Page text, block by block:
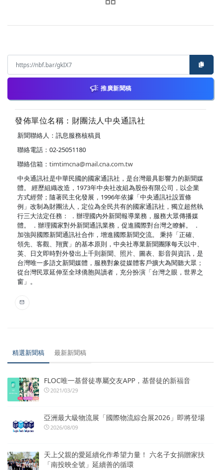
推廣新聞稿
發佈單位名稱：財團法人中央通訊社
新聞聯絡人：訊息服務核稿員
聯絡電話：02-25051180
聯絡信箱： timtimcna@mail.cna.com.tw
中央通訊社是中華民國的國家通訊社，是台灣最具影響力的新聞媒
體。 經歷組織改造，1973年中央社改組為股份有限公司，以企業
方式經營；隨著民主化發展，1996年依據「中央通訊社設置條
例」改制為財團法人，定位為全民共有的國家通訊社，獨立超然執
行三大法定任務： ．辦理國內外新聞報導業務，服務大眾傳播媒
體。 ．辦理國家對外新聞通訊業務，促進國際對台灣之瞭解。 ．
加強與國際新聞通訊社合作，增進國際新聞交流。 秉持「正確、
領先、客觀、翔實」的基本原則，中央社專業新聞團隊每天以中、
英、日文即時對外發出上千則新聞、照片、圖表、影音與資訊，是
台灣唯一多語文新聞媒體，服務對象從媒體客戶擴大為閱聽大眾；
從台灣民眾延伸至全球僑胞與讀者，充分扮演「台灣之眼，世界之
窗」。
精選新聞稿 最新新聞稿
FLOC唯一基督徒專屬交友APP，基督徒的新福音
2021/03/29
亞洲最大級物流展「國際物流綜合展2026」即將登場
2026/08/09
天上父親的愛延續化作希望力量！ 六名子女捐贈家扶
「南投映全號」延續善的循環